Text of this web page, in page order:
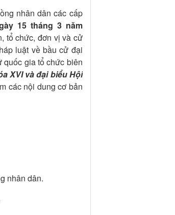
nhân dân các cấp
15 tháng 3 năm
tổ chức, đơn vị và cử
luật về bầu cử đại
quốc gia tổ chức biên
XVI và đại biểu Hội
các nội dung cơ bản
nhân dân.